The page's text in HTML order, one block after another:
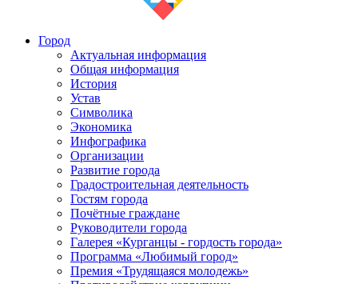
Город
Актуальная информация
Общая информация
История
Устав
Символика
Экономика
Инфографика
Организации
Развитие города
Градостроительная деятельность
Гостям города
Почётные граждане
Руководители города
Галерея «Курганцы - гордость города»
Программа «Любимый город»
Премия «Трудящаяся молодежь»